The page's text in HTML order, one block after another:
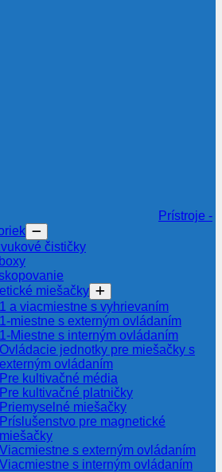
Prístroje -
čističky
miešačky
1 a viacmiestne s vyhrievaním
1-miestne s externým ovládaním
1-Miestne s interným ovládaním
Ovládacie jednotky pre miešačky s
externým ovládaním
Pre kultivačné média
Pre kultivačné platničky
Priemyselné miešačky
Príslušenstvo pre magnetické
miešačky
Viacmiestne s externým ovládaním
Viacmiestne s interným ovládaním